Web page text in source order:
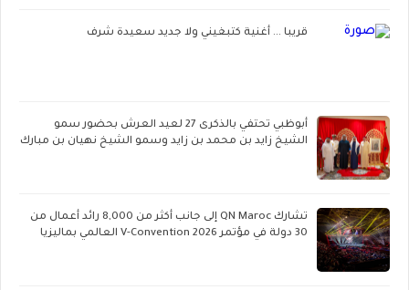
قريبا ... أغنية كتبغيني ولا جديد سعيدة شرف
أبوظبي تحتفي بالذكرى 27 لعيد العرش بحضور سمو
الشيخ زايد بن محمد بن زايد وسمو الشيخ نهيان بن مبارك
تشارك QN Maroc إلى جانب أكثر من 8,000 رائد أعمال من
30 دولة في مؤتمر V-Convention 2026 العالمي بماليزيا